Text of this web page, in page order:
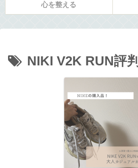
心を整える
NIKI V2K RUN評判